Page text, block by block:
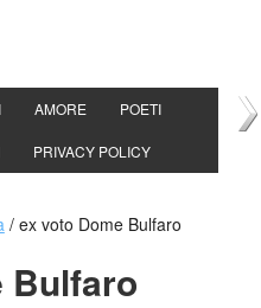
AMORE POETI
PRIVACY POLICY
/ex voto Dome Bulfaro
Bulfaro